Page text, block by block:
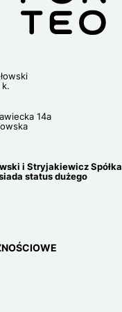
14a
i Stryjakiewicz Spółka
status dużego